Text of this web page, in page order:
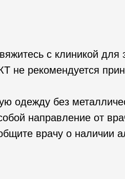
с клиникой для
не рекомендуется
одежду без
направление от
врачу о наличии